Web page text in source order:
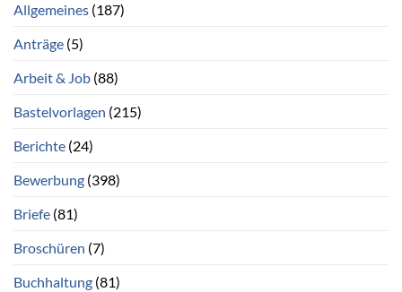
Allgemeines (187)
Anträge (5)
Arbeit & Job (88)
Bastelvorlagen (215)
Berichte (24)
Bewerbung (398)
Briefe (81)
Broschüren (7)
Buchhaltung (81)